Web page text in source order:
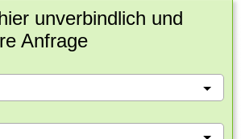
unverbindlich und
Anfrage